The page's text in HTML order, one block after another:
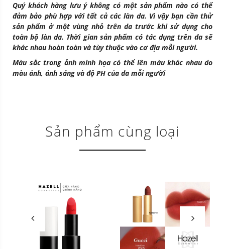
Quý khách hàng lưu ý không có một sản phẩm nào có thể
đảm bảo phù hợp với tất cả các làn da. Vì vậy bạn cần thử
sản phẩm ở một vùng nhỏ trên da trước khi sử dụng cho
toàn bộ làn da. Thời gian sản phẩm có tác dụng trên da sẽ
khác nhau hoàn toàn và tùy thuộc vào cơ địa mỗi người.
Màu sắc trong ảnh minh họa có thể lên màu khác nhau do
màu ảnh, ánh sáng và độ PH của da mỗi người
Sản phẩm cùng loại